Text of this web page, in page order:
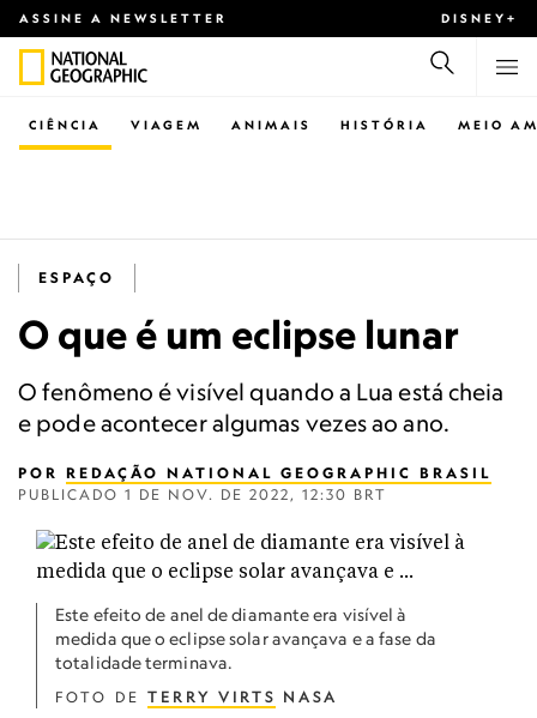
ASSINE A NEWSLETTER DISNEY+
CIÊNCIA VIAGEM ANIMAIS HISTÓRIA MEIO
ESPAÇO
O que é um eclipse lunar
O fenômeno é visível quando a Lua está cheia
e pode acontecer algumas vezes ao ano.
POR REDAÇÃO NATIONAL GEOGRAPHIC BRASIL
PUBLICADO 1 DE NOV. DE 2022, 12:30 BRT
Este efeito de anel de diamante era visível à
medida que o eclipse solar avançava e a fase da
totalidade terminava.
FOTO DE TERRY VIRTS NASA